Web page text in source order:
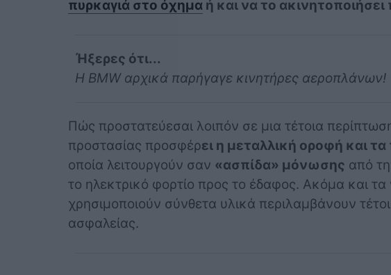
πυρκαγιά στο όχημαή και να το
Ήξερες ότι...
Η BMW αρχικά παρήγαγε κινητήρες αεροπλάνων!
Πώς προστατεύεσαι λοιπόν σε μια τέτοια
προστασίας προσφέρει η μεταλλική οροφή και
οποία λειτουργούν σαν «ασπίδα» μόνωσης από
το ηλεκτρικό φορτίο προς το έδαφος. Ακόμα και
χρησιμοποιούν σύνθετα υλικά περιλαμβάνουν
ασφαλείας.